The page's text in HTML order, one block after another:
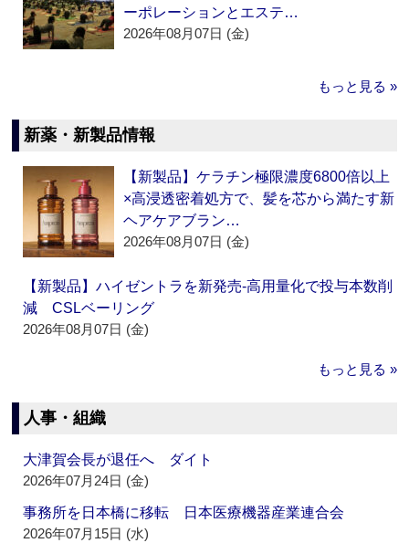
ーポレーションとエステ…
2026年08月07日 (金)
もっと見る »
新薬・新製品情報
【新製品】ケラチン極限濃度6800倍以上
×高浸透密着処方で、髪を芯から満たす新
ヘアケアブラン…
2026年08月07日 (金)
【新製品】ハイゼントラを新発売‐高用量化で投与本数削
減 CSLベーリング
2026年08月07日 (金)
もっと見る »
人事・組織
大津賀会長が退任へ ダイト
2026年07月24日 (金)
事務所を日本橋に移転 日本医療機器産業連合会
2026年07月15日 (水)